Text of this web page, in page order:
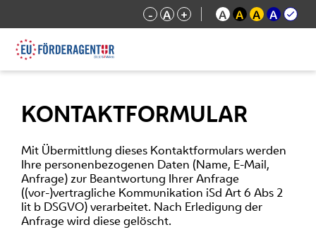
- A + A A A A
KONTAKTFORMULAR
Mit Übermittlung dieses Kontaktformulars werden
Ihre personenbezogenen Daten (Name, E-Mail,
Anfrage) zur Beantwortung Ihrer Anfrage
((vor-)vertragliche Kommunikation iSd Art 6 Abs 2
lit b DSGVO) verarbeitet. Nach Erledigung der
Anfrage wird diese gelöscht.